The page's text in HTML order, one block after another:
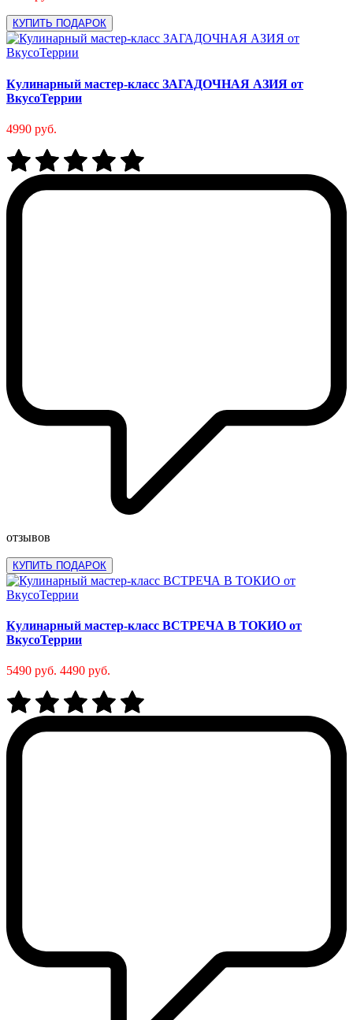
КУПИТЬ ПОДАРОК
Кулинарный мастер-класс ЗАГАДОЧНАЯ АЗИЯ от
ВкусоТеррии
4990 руб.
отзывов
КУПИТЬ ПОДАРОК
Кулинарный мастер-класс ВСТРЕЧА В ТОКИО от
ВкусоТеррии
5490 руб. 4490 руб.